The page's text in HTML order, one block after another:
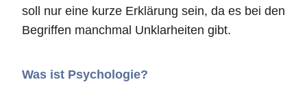
soll nur eine kurze Erklärung sein, da es bei den
Begriffen manchmal Unklarheiten gibt.
Was ist Psychologie?